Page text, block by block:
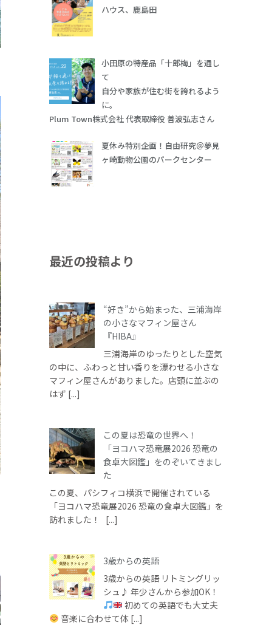
ハウス、鹿島田
小田原の特産品「十郎梅」を通し
て
自分や家族が住む街を誇れるよう
に。
Plum Town株式会社 代表取締役 善波弘志さん
夏休み特別企画！自由研究＠夢見
ヶ崎動物公園のパークセンター
最近の投稿より
“好き”から始まった、三浦海岸
の小さなマフィン屋さん
『HIBA』
三浦海岸のゆったりとした空気
の中に、ふわっと甘い香りを漂わせる小さな
マフィン屋さんがありました。店頭に並ぶの
はず [...]
この夏は恐竜の世界へ！
「ヨコハマ恐竜展2026 恐竜の
食卓大図鑑」をのぞいてきまし
た
この夏、パシフィコ横浜で開催されている
「ヨコハマ恐竜展2026 恐竜の食卓大図鑑」を
訪れました！ [...]
3歳からの英語
3歳からの英語 リトミングリッ
シュ♪ 年少さんから参加OK！
初めての英語でも大丈夫
音楽に合わせて体 [...]